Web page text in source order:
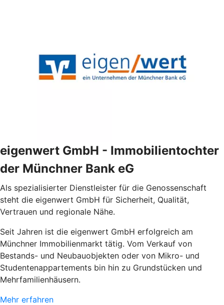
eigenwert GmbH - Immobilientochter
der Münchner Bank eG
Als spezialisierter Dienstleister für die Genossenschaft
steht die eigenwert GmbH für Sicherheit, Qualität,
Vertrauen und regionale Nähe.
Seit Jahren ist die eigenwert GmbH erfolgreich am
Münchner Immobilienmarkt tätig. Vom Verkauf von
Bestands- und Neubauobjekten oder von Mikro- und
Studentenappartements bin hin zu Grundstücken und
Mehrfamilienhäusern.
Mehr erfahren